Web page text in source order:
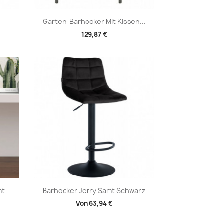
Garten-Barhocker Mit Kissen...
129,87 €
Vorschau
Barhocker Jerry Samt Schwarz
Von 63,94 €
Vorschau